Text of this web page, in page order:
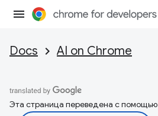
Docs AI on Chrome
Эта страница переведена с помощью